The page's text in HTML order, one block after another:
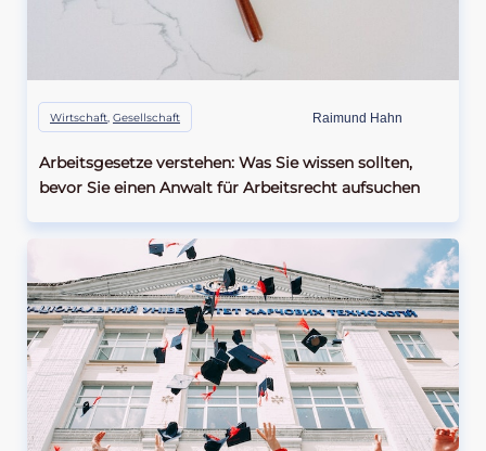
Wirtschaft, Gesellschaft Raimund Hahn
Arbeitsgesetze verstehen: Was Sie wissen sollten,
bevor Sie einen Anwalt für Arbeitsrecht aufsuchen